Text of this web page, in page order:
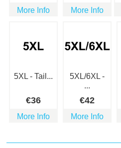
More Info More Info
5XL - Tail...
€36
More Info
5XL/6XL -
...
€42
More Info